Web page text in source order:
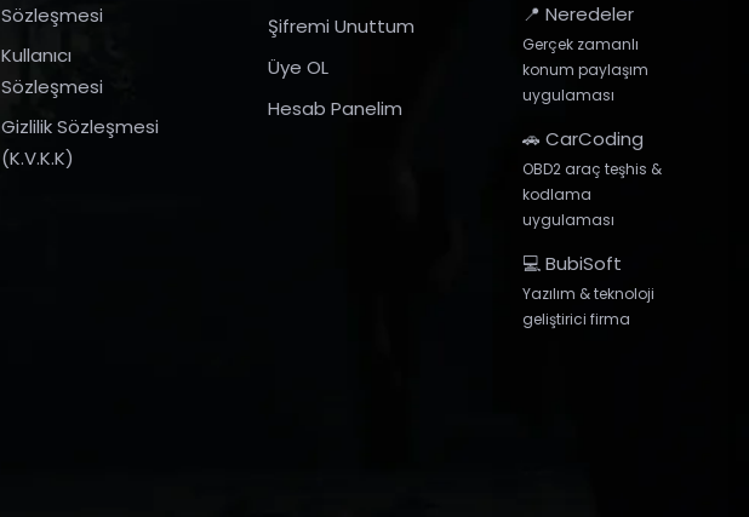
Sözleşmesi
Kullanıcı
Sözleşmesi
Gizlilik Sözleşmesi
(K.V.K.K)
Şifremi Unuttum
Üye OL
Hesab Panelim
📍 Neredeler
Gerçek zamanlı
konum paylaşım
uygulaması
🚗 CarCoding
OBD2 araç teşhis &
kodlama
uygulaması
💻 BubiSoft
Yazılım & teknoloji
geliştirici firma